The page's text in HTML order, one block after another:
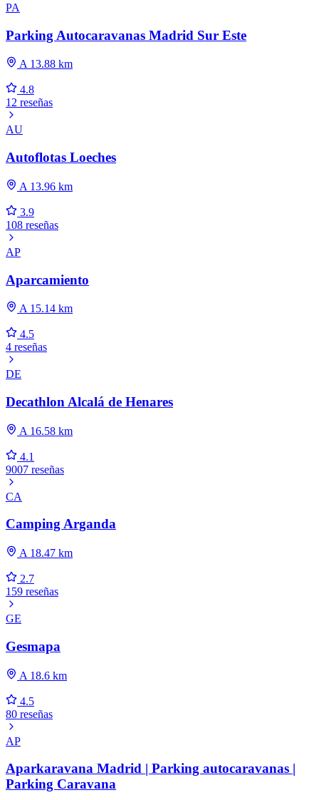
PA
Parking Autocaravanas Madrid Sur Este
A 13.88 km
4.8
12 reseñas
AU
Autoflotas Loeches
A 13.96 km
3.9
108 reseñas
AP
Aparcamiento
A 15.14 km
4.5
4 reseñas
DE
Decathlon Alcalá de Henares
A 16.58 km
4.1
9007 reseñas
CA
Camping Arganda
A 18.47 km
2.7
159 reseñas
GE
Gesmapa
A 18.6 km
4.5
80 reseñas
AP
Aparkaravana Madrid | Parking autocaravanas |
Parking Caravana